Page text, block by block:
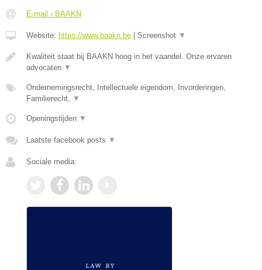
E-mail › BAAKN
Website: https://www.baakn.be Screenshot ▼
Kwaliteit staat bij BAAKN hoog in het vaandel. Onze ervaren
advocaten ▼
Ondernemingsrecht, Intellectuele eigendom, Invorderingen,
Familierecht, ▼
Openingstijden ▼
Laatste facebook posts ▼
Sociale media: